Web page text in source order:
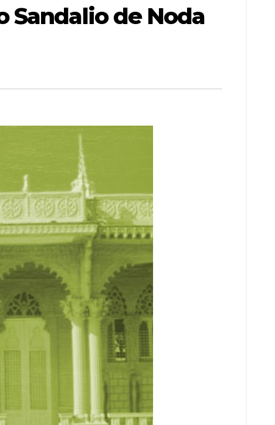
Sandalio de Noda